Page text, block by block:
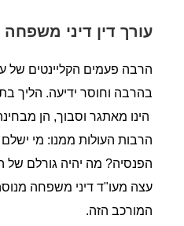
עורך דין דיני
הרבה פעמים הקליינטים של
בהרבה וחוסר ידיעה. הליך
הינו מאתגר וסבוך, הן
הרבות העולות ממנו: מי
הפנסיה? מה יהיה גורלם של
עצה מעו"ד דיני משפחה
המורכב הזה.